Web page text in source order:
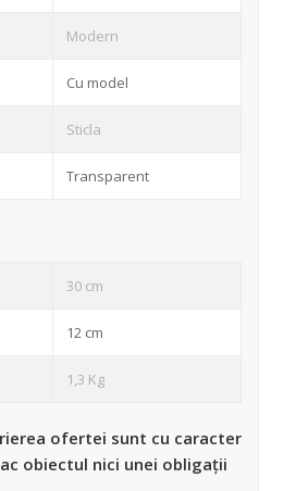
Modern
Cu model
Sticla
Transparent
30 cm
12 cm
1,3 Kg
ofertei sunt cu caracter
obiectul nici unei obligații